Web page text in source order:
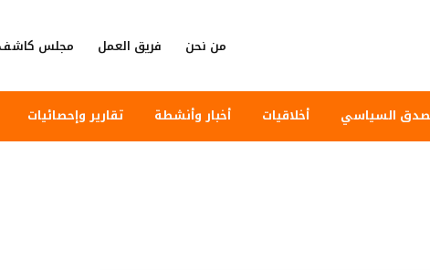
من نحن فريق العمل مجلس كاشف
السياسي أخلاقيات أخبار وأنشطة تقارير وإحصائيات